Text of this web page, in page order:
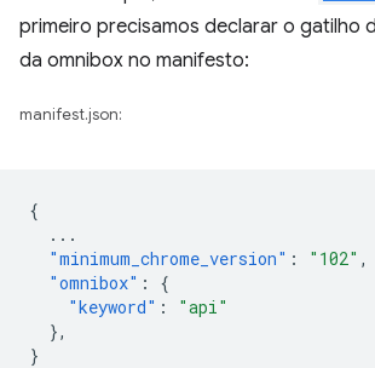
primeiro precisamos declarar o gatilho
da omnibox no manifesto:
manifest.json:
{
...
"minimum_chrome_version" : "102" ,
"omnibox" :
{
"keyword" :
"api"
},
}